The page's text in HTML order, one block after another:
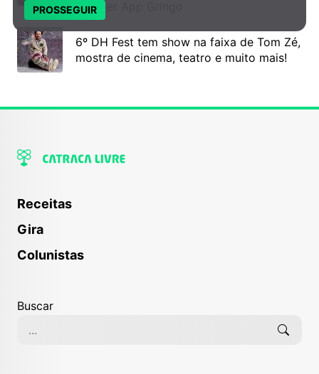
o Super App Gringo
6º DH Fest tem show na faixa de Tom Zé,
mostra de cinema, teatro e muito mais!
Receitas
Gira
Colunistas
Buscar
PROSSEGUIR